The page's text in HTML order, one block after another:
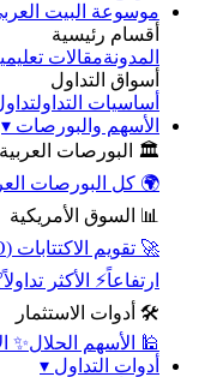
موسوعة البيت
أقسام رئيسية
المدونةمقالات
أسواق التداول
أساسيات التداول
الأسهم والبورصات ▾
🏛️ البورصات العربية
🌍 كل البورصات
📊 السوق الأمريكية
🚀 تقويم الاكتتابات (IPO)
ارتفاعاً⚡ الأكثر تداولاً
🛠️ أدوات الاستثمار
🕌 الأسهم الحلال✨
أدوات التداول ▾